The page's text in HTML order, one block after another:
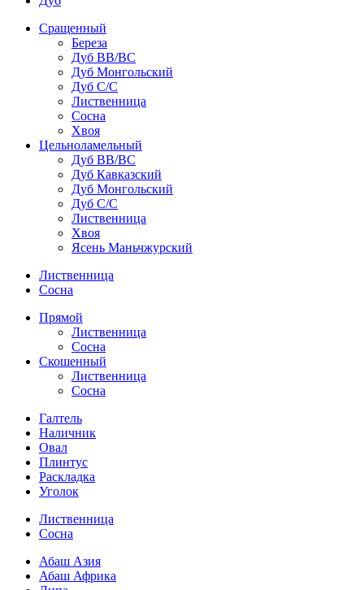
Сращенный
Береза
Дуб ВВ/ВС
Дуб Монгольский
Дуб С/С
Лиственница
Сосна
Хвоя
Цельноламельный
Дуб ВВ/ВС
Дуб Кавказский
Дуб Монгольский
Дуб С/С
Лиственница
Хвоя
Ясень Маньчжурский
Лиственница
Сосна
Прямой
Лиственница
Сосна
Скошенный
Лиственница
Сосна
Галтель
Наличник
Овал
Плинтус
Раскладка
Уголок
Лиственница
Сосна
Абаш Азия
Абаш Африка